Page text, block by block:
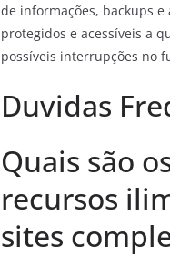
de informações, backups
protegidos e acessíveis a
possíveis interrupções no
Duvidas
Quais são
recursos
sites